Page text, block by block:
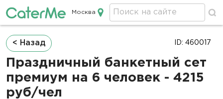
Кейтеринг в Москве
Москва
Строка
навигации
< Назад
Праздничный банкетный сет
премиум на 6 человек - 4215
руб/чел
ID: 460017